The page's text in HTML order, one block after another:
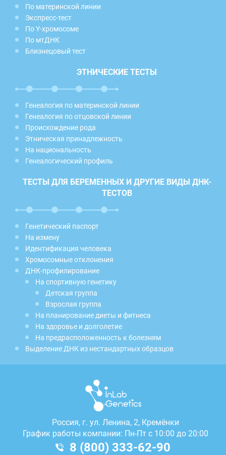
По материнской линии
Экспресс-тест
По Y-хромосоме
По мтДНК
Близнецовый тест
ЭТНИЧЕСКИЕ ТЕСТЫ
Генеалогия по материнской линии
Генеалогия по отцовской линии
Происхождение рода
Этническая принадлежность
На национальность
Генеалогический профиль
ТЕСТЫ ДЛЯ БЕРЕМЕННЫХ И ДРУГИЕ ВИДЫ ДНК-
ТЕСТОВ
Генетический паспорт
На измену
Идентификация человека
Хромосомные отклонения
ДНК-профилирование
На спортивную генетику
Детская группа
Взрослая группа
На планирование диеты и фитнеса
На здоровье и долголетие
На предрасположенность к болезням
Выделение ДНК из нестандартных образцов
Россия, г. ул. Ленина, 2, Кремёнки
График работы компании: Пн-Пт с 10:00 до 20:00
8 (800) 333-62-90